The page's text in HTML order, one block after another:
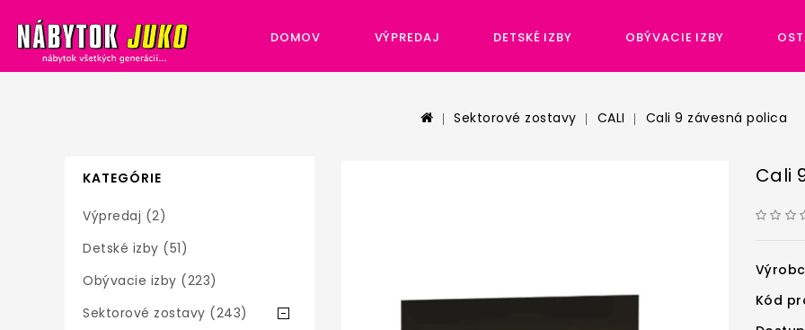
DOMOV VÝPREDAJ DETSKÉ IZBY OBÝVACIE IZBY
Sektorové zostavy CALI Cali 9 závesná polica
KATEGÓRIE
Výpredaj (2)
Detské izby (51)
Obývacie izby (223)
Sektorové zostavy (243)
Cali
Kód